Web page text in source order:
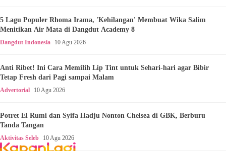
5 Lagu Populer Rhoma Irama, 'Kehilangan' Membuat Wika Salim
Menitikan Air Mata di Dangdut Academy 8
Dangdut Indonesia 10 Agu 2026
Anti Ribet! Ini Cara Memilih Lip Tint untuk Sehari-hari agar Bibir
Tetap Fresh dari Pagi sampai Malam
Advertorial 10 Agu 2026
Potret El Rumi dan Syifa Hadju Nonton Chelsea di GBK, Berburu
Tanda Tangan
Aktivitas Seleb 10 Agu 2026